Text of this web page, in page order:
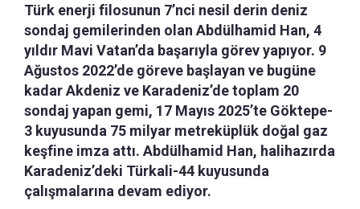
Türk enerji filosunun 7’nci nesil derin deniz
sondaj gemilerinden olan Abdülhamid Han, 4
yıldır Mavi Vatan’da başarıyla görev yapıyor. 9
Ağustos 2022’de göreve başlayan ve bugüne
kadar Akdeniz ve Karadeniz’de toplam 20
sondaj yapan gemi, 17 Mayıs 2025’te Göktepe-
3 kuyusunda 75 milyar metreküplük doğal gaz
keşfine imza attı. Abdülhamid Han, halihazırda
Karadeniz’deki Türkali-44 kuyusunda
çalışmalarına devam ediyor.